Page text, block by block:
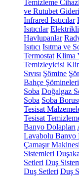
Temizleme
ve Rutubet
Infrared Isıtıcılar
Isıtıcılar
Havlupanlar
Isıtıcı Isıtma ve
Termostat Klima
Temizleyicisi
Sıvısı Şömine
Bahçe Şömineleri
Soba Doğalgaz
Soba Soba
Tesisat
Tesisat
Banyo Dolapları
Lavabolu Banyo
Çamaşır
Sistemleri
Setleri Duş
Duş Setleri Duş